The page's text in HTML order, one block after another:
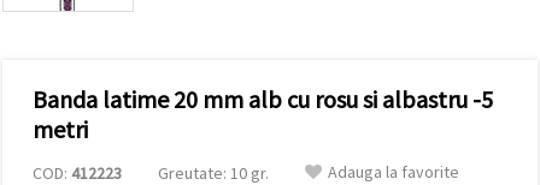
noștri de
analiză și
marketing.
Puteți fi de
Banda latime 20 mm alb cu rosu si albastru -5
metri
COD: 412223 Greutate: 10 gr. Adauga la favorite